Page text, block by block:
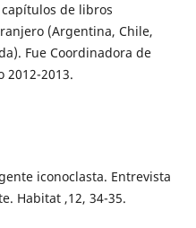
de libros
(Argentina, Chile,
Fue Coordinadora de
2012-2013.
iconoclasta. Entrevista
Habitat ,12, 34-35.